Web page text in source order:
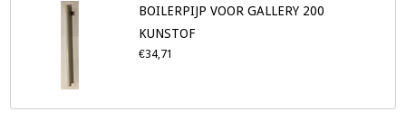
BOILERPIJP VOOR GALLERY 200
KUNSTOF
€34,71